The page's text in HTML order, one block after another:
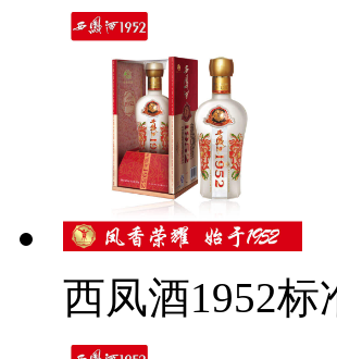
西凤酒1952标